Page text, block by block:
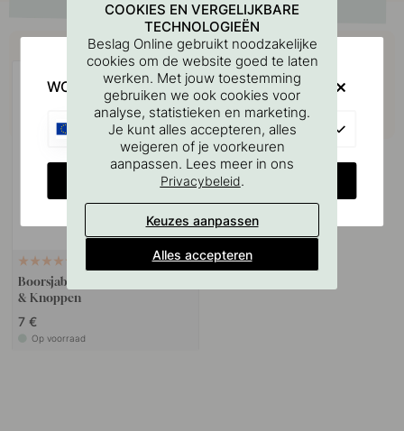
Koop samen met
Boorsjabloon voor handgrepen
& Knoppen
7 €
Op voorraad
COOKIES EN VERGELIJKBARE
TECHNOLOGIEËN
Beslag Online gebruikt noodzakelijke
cookies om de website goed te laten
werken. Met jouw toestemming
gebruiken we ook cookies voor
analyse, statistieken en marketing.
Je kunt alles accepteren, alles
weigeren of je voorkeuren
aanpassen. Lees meer in ons
Privacybeleid.
Keuzes aanpassen
Alles accepteren
WOULD YOU RATHER VISIT?
CHANGE COUNTRY